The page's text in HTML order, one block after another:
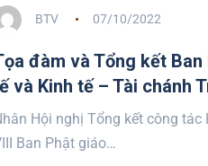
BTV 07/10/2022
đàm và Tổng kết
và Kinh tế – Tài chánh
Hội nghị Tổng kết công tác
Ban Phật giáo…
Giới